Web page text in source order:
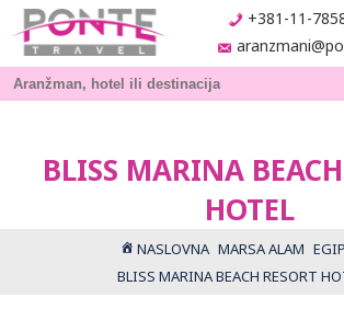
+381-11-
BLISS MARINA
HOTEL
NASLOVNA MARSA ALAM
BLISS MARINA BEACH RESORT